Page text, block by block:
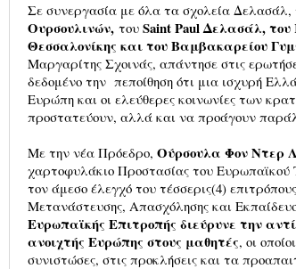
Σε συνεργασία με όλα τα σχολεία Δελασάλ,
Ουρσουλινών, του Saint Paul Δελασάλ,
Θεσσαλονίκης και του Βαμβακαρείου
Μαργαρίτης Σχοινάς, απάντησε στις
δεδομένο την πεποίθηση ότι μια ισχυρή
Ευρώπη και οι ελεύθερες κοινωνίες των
προστατεύουν, αλλά και να προάγουν
Με την νέα Πρόεδρο, Ούρσουλα Φον Ντερ
χαρτοφυλάκιο Προστασίας του Ευρωπαϊκού
τον άμεσο έλεγχό του τέσσερις(4)
Μετανάστευσης, Απασχόλησης και
Ευρωπαϊκής Επιτροπής διεύρυνε την
ανοιχτής Ευρώπης στους μαθητές, οι
συνιστώσες, στις προκλήσεις και τα